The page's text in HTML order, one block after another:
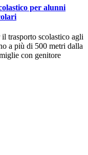
per alunni
trasporto scolastico agli
a più di 500 metri dalla
con genitore